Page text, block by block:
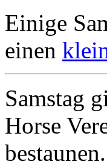
Einige
einen
Samstag
Horse